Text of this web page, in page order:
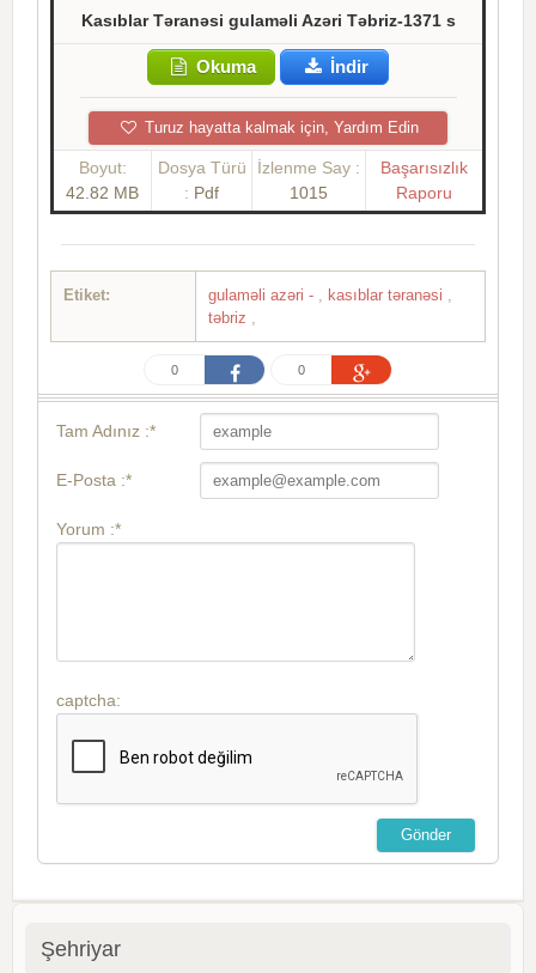
Kasıblar Təranəsi gulaməli Azəri Təbriz-1371 s
Okuma İndir
Turuz hayatta kalmak için, Yardım Edin
Boyut:
42.82 MB
Dosya Türü
: Pdf
İzlenme Say :
1015
Başarısızlık
Raporu
Etiket: gulaməli azəri - kasıblar təranəsi
təbriz
0 0
Tam Adınız :*
E-Posta :*
Yorum :*
captcha:
Şehriyar